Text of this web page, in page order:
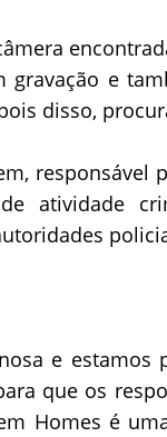
e
disso,
responsável
atividade
e estamos
que os
Homes é